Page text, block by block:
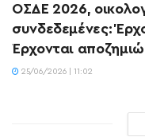
ΟΣΔΕ 2026,
συνδεδεμένες:
Έρχονται
25/06/2026 | 11:02